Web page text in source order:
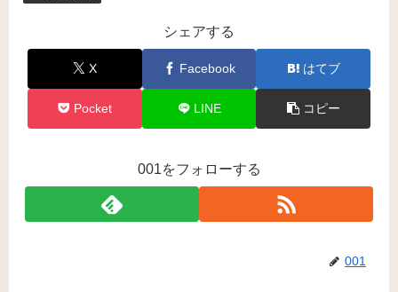
シェアする
X Facebook はてブ
Pocket LINE コピー
001をフォローする
001